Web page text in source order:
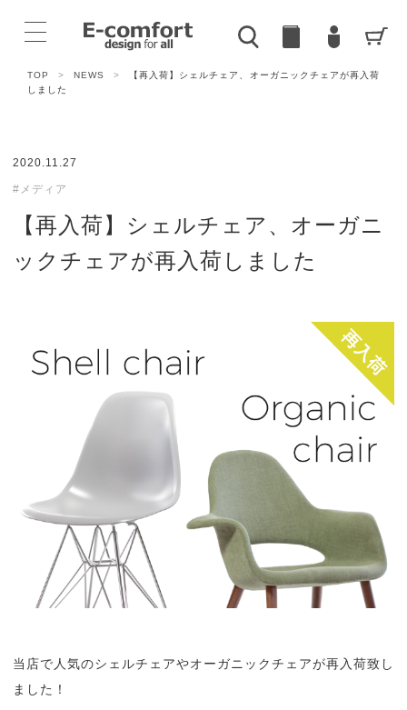
TOP > NEWS >
【再入荷】シェルチェア、オーガニックチェアが再入荷
しました
2020.11.27
#メディア
【再入荷】シェルチェア、オーガニ
ックチェアが再入荷しました
当店で人気のシェルチェアやオーガニックチェアが再入荷致し
ました！